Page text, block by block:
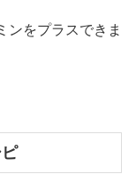
ンをプラスできま